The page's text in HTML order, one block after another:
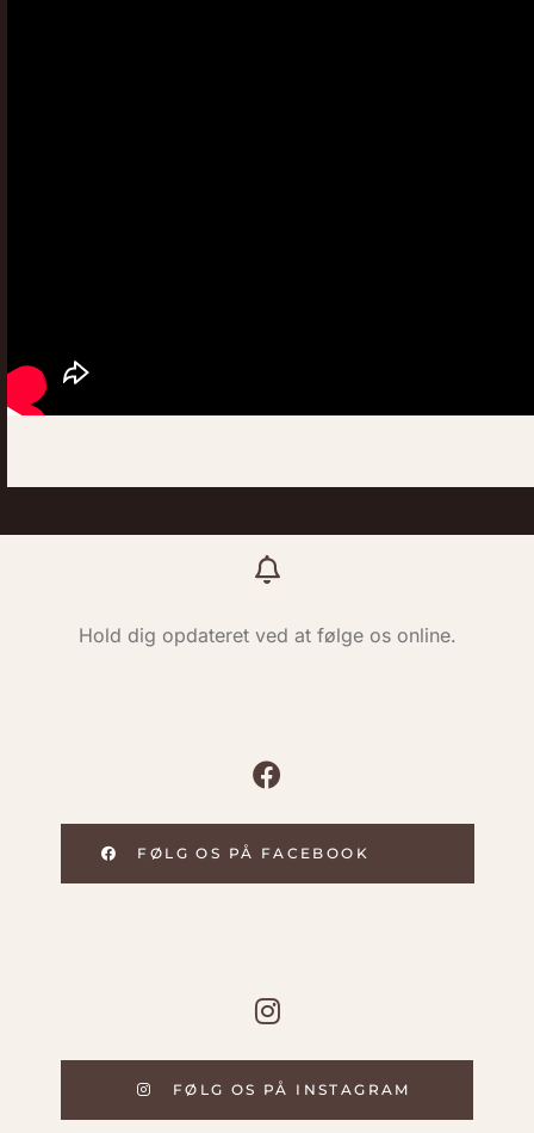
Hold dig opdateret ved at følge os online.
FØLG OS PÅ FACEBOOK
FØLG OS PÅ INSTAGRAM